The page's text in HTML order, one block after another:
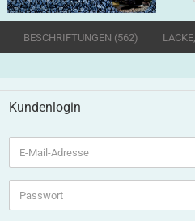
BESCHRIFTUNGEN (562)
Kundenlogin